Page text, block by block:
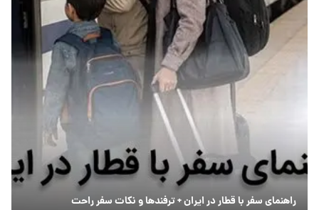
راهنمای سفر با قطار در ایران + ترفندها و نکات سفر راحت